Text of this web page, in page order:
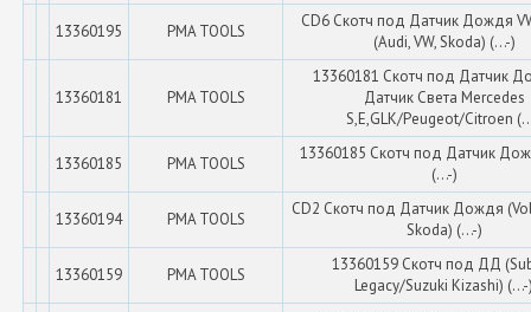
13360195 PMA TOOLS
CD6 Скотч под Датчик Дождя
(Audi, VW, Skoda) (...-)
13360181 PMA TOOLS
13360181 Скотч под Датчик
Датчик Света Mercedes
S,E,GLK/Peugeot/Citroen
13360185 PMA TOOLS
13360185 Скотч под Датчик
(...-)
13360194 PMA TOOLS
CD2 Скотч под Датчик Дождя
Skoda) (...-)
13360159 PMA TOOLS
13360159 Скотч под ДД
Legacy/Suzuki Kizashi)